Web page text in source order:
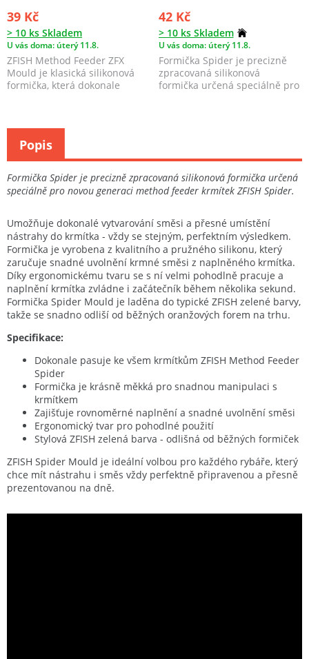
39 Kč
> 10 ks Skladem
U vás doma: úterý 11.8.
ZFISH Method Feeder ZFX
Mould je klasická silikonová
formička, která dokonale
42 Kč
> 10 ks Skladem
U vás doma: úterý 11.8.
Formička Spider je precizně
zpracovaná silikonová
formička určená speciálně pro
Formička Spider je precizně zpracovaná silikonová formička určená
speciálně pro novou generaci method feeder krmítek ZFISH Spider.
Umožňuje dokonalé vytvarování směsi a přesné umístění
nástrahy do krmítka - vždy se stejným, perfektním výsledkem.
Formička je vyrobena z kvalitního a pružného silikonu, který
zaručuje snadné uvolnění krmné směsi z naplněného krmítka.
Díky ergonomickému tvaru se s ní velmi pohodlně pracuje a
naplnění krmítka zvládne i začátečník během několika sekund.
Formička Spider Mould je laděna do typické ZFISH zelené barvy,
takže se snadno odliší od běžných oranžových forem na trhu.
Specifikace:
Dokonale pasuje ke všem krmítkům ZFISH Method Feeder
Spider
Formička je krásně měkká pro snadnou manipulaci s
krmítkem
Zajišťuje rovnoměrné naplnění a snadné uvolnění směsi
Ergonomický tvar pro pohodlné použití
Stylová ZFISH zelená barva - odlišná od běžných formiček
ZFISH Spider Mould je ideální volbou pro každého rybáře, který
chce mít nástrahu i směs vždy perfektně připravenou a přesně
prezentovanou na dně.
Popis